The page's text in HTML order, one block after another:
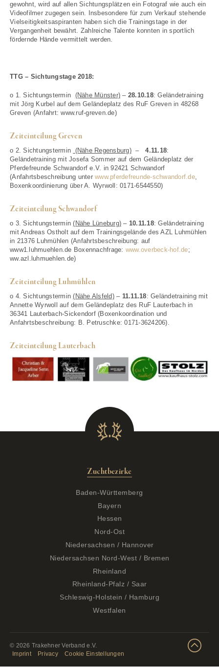
gewohnt, wird auf allen Sichtungsplätzen ein Fotograf wie auch ein
Videofilmer zugegen sein. Insbesondere für zum Verkauf stehende
Vielseitigkeitsaspiranten haben sich die Trainingstage in der
Vergangenheit bewährt. Zahlreiche Talente konnten in sportlich
fördernde Hände vermittelt werden.
TTG – Sichtungstage 2018:
o 1. Sichtungstermin (Nähe Münster) – 28.10.18: Geländetraining
mit Jörg Kurbel auf dem Geländeplatz des RuF Greven in 48268
Greven (Anfahrt: www.ruf-greven.de)
Zeiteinteilung Greven
o 2. Sichtungstermin (Nähe Regensburg)–4.11.18:
Geländetraining mit Josefa Sommer auf dem Geländeplatz der
Pferdefreunde Schwandorf e.V. in 92421 Schwandorf
(Anfahrtsbeschreibung unter www.pferdefreunde-schwandorf.de,
Boxenkoordinierung über A. Wyrwoll: 0171-6544550)
Zeiteinteilung Schwandorf
o 3. Sichtungstermin(Nähe Lüneburg) – 10.11.18: Geländetraining
mit Andreas Ostholt auf dem Trainingsgelände des AZL Luhmühlen
in 21376 Luhmühlen (Anfahrtsbeschreibung: auf
www1.luhmuehlen.de Boxennachfrage: www.overbeck-hof.de;
ww.azl.luhmuehlen.de)
Zeiteinteilung Luhmühlen
o 4. Sichtungstermin(Nähe Alsfeld)– 11.11.18: Geländetraining mit
Annette Wyrwoll auf dem Geländeplatz des RuF Lauterbach in
36341 Lauterbach-Sickendorf (Boxenkoordination und
Anfahrtsbeschreibung: B. Petruschke: 0171-3624206).
Zeiteinteilung Lauterbach
Zuchtbezirke
Baden-Württemberg
Bayern
Hessen
Nord-Ost
Niedersachsen / Hannover
Niedersachsen Nord-West / Bremen
Rheinland
Rheinland-Pfalz / Saar
Schleswig-Holstein / Hamburg
Westfalen
© 2026 Trakehner Verband e.V.
Imprint
Privacy Cookie Einstellungen